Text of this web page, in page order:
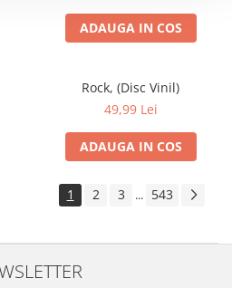
ADAUGA IN COS
Rock, (Disc Vinil)
49,99 Lei
ADAUGA IN COS
1 2 3 ... 543